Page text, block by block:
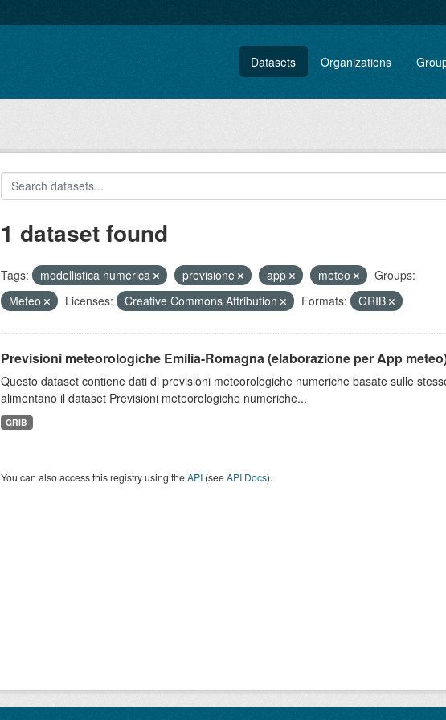
Datasets Organizations
1 dataset found
Tags: modellistica numerica previsione app meteo
Groups:
Meteo
Licenses: Creative Commons Attribution Formats: GRIB
Previsioni meteorologiche Emilia-Romagna (elaborazione per App
Questo dataset contiene dati di previsioni meteorologiche numeriche basate sulle
alimentano il dataset Previsioni meteorologiche numeriche...
GRIB
You can also access this registry using theAPI(seeAPI Docs).